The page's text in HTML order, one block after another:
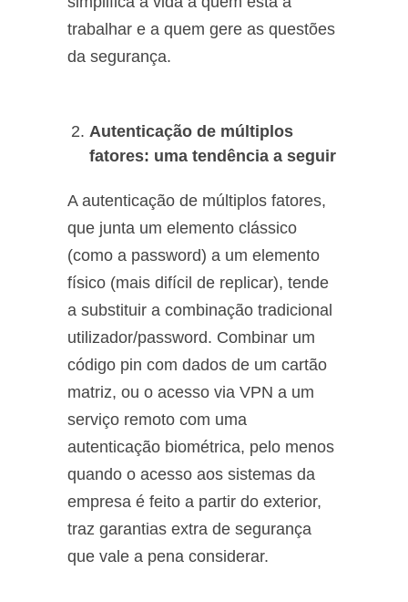
trabalhar e a quem gere as questões
da segurança.
Autenticação de múltiplos
fatores: uma tendência a seguir
A autenticação de múltiplos fatores,
que junta um elemento clássico
(como a password) a um elemento
físico (mais difícil de replicar), tende
a substituir a combinação tradicional
utilizador/password. Combinar um
código pin com dados de um cartão
matriz, ou o acesso via VPN a um
serviço remoto com uma
autenticação biométrica, pelo menos
quando o acesso aos sistemas da
empresa é feito a partir do exterior,
traz garantias extra de segurança
que vale a pena considerar.